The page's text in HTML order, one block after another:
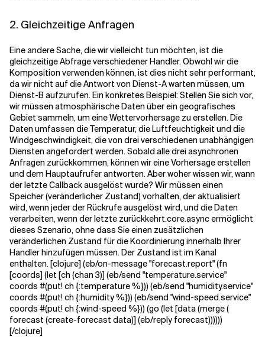
2. Gleichzeitige Anfragen
Eine andere Sache, die wir vielleicht tun möchten, ist die
gleichzeitige Abfrage verschiedener Handler. Obwohl wir die
Komposition verwenden können, ist dies nicht sehr performant,
da wir nicht auf die Antwort von Dienst-A warten müssen, um
Dienst-B aufzurufen. Ein konkretes Beispiel: Stellen Sie sich vor,
wir müssen atmosphärische Daten über ein geografisches
Gebiet sammeln, um eine Wettervorhersage zu erstellen. Die
Daten umfassen die Temperatur, die Luftfeuchtigkeit und die
Windgeschwindigkeit, die von drei verschiedenen unabhängigen
Diensten angefordert werden. Sobald alle drei asynchronen
Anfragen zurückkommen, können wir eine Vorhersage erstellen
und dem Hauptaufrufer antworten. Aber woher wissen wir, wann
der letzte Callback ausgelöst wurde? Wir müssen einen
Speicher (veränderlicher Zustand) vorhalten, der aktualisiert
wird, wenn jeder der Rückrufe ausgelöst wird, und die Daten
verarbeiten, wenn der letzte zurückkehrt.core.async ermöglicht
dieses Szenario, ohne dass Sie einen zusätzlichen
veränderlichen Zustand für die Koordinierung innerhalb Ihrer
Handler hinzufügen müssen. Der Zustand ist im Kanal
enthalten. [clojure] (eb/on-message "forecast.report" (fn
[coords] (let [ch (chan 3)] (eb/send "temperature.service"
coords #(put! ch {:temperature %})) (eb/send "humidity.service"
coords #(put! ch {:humidity %})) (eb/send "wind-speed.service"
coords #(put! ch {:wind-speed %})) (go (let [data (merge (
forecast (create-forecast data)] (eb/reply forecast))))))
[/clojure]